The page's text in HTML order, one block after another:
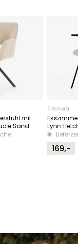
mit
Sand
Eleonora
Lynn
169,-